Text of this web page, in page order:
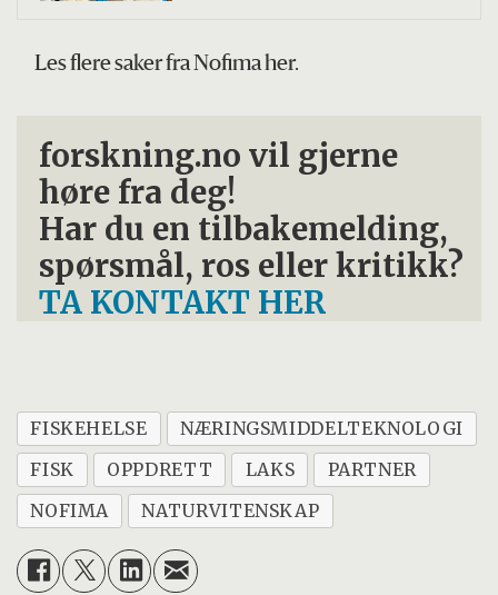
Les flere saker fra Nofima her.
forskning.no vil gjerne
høre fra deg!
Har du en tilbakemelding,
spørsmål, ros eller kritikk?
TA KONTAKT HER
FISKEHELSE
NÆRINGSMIDDELTEKNOLOGI
FISK
OPPDRETT LAKS
PARTNER
NOFIMA
NATURVITENSKAP